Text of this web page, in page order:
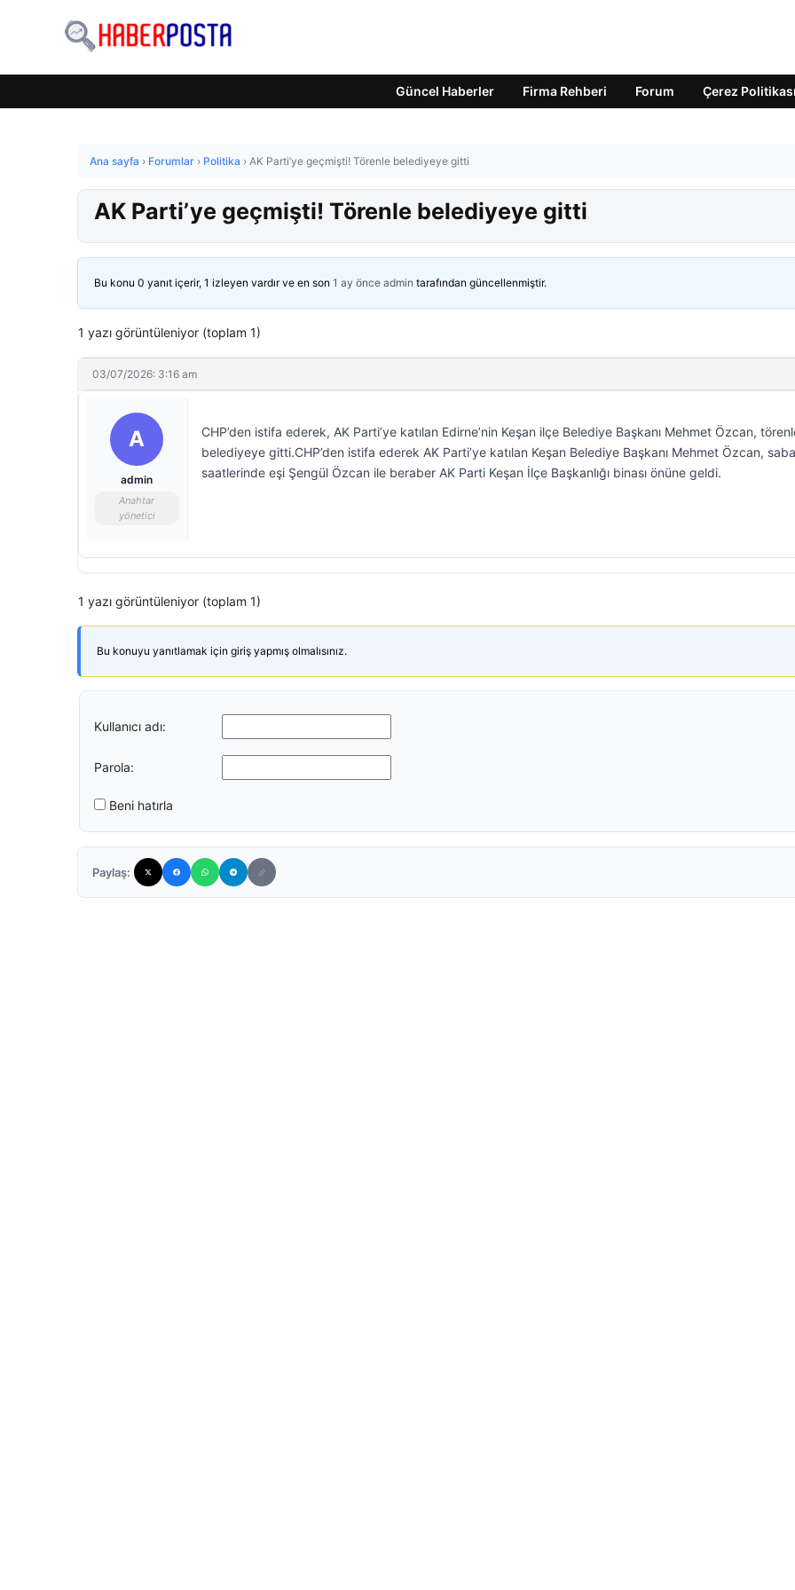
Güncel Haberler Firma Rehberi Forum Çerez Politikası
Ana sayfa › Forumlar › Politika › AK Parti’ye geçmişti! Törenle belediyeye gitti
AK Parti’ye geçmişti! Törenle belediyeye gitti
Bu konu 0 yanıt içerir, 1 izleyen vardır ve en son 1 ay önce admin tarafından güncellenmiştir.
1 yazı görüntüleniyor (toplam 1)
03/07/2026: 3:16 am
A
admin
Anahtar
yönetici
CHP’den istifa ederek, AK Parti’ye katılan Edirne’nin Keşan ilçe Belediye Başkanı Mehmet Özcan,
belediyeye gitti.CHP’den istifa ederek AK Parti’ye katılan Keşan Belediye Başkanı Mehmet Özcan,
saatlerinde eşi Şengül Özcan ile beraber AK Parti Keşan İlçe Başkanlığı binası önüne geldi.
1 yazı görüntüleniyor (toplam 1)
Bu konuyu yanıtlamak için giriş yapmış olmalısınız.
Kullanıcı adı:
Parola:
Beni hatırla
Paylaş: